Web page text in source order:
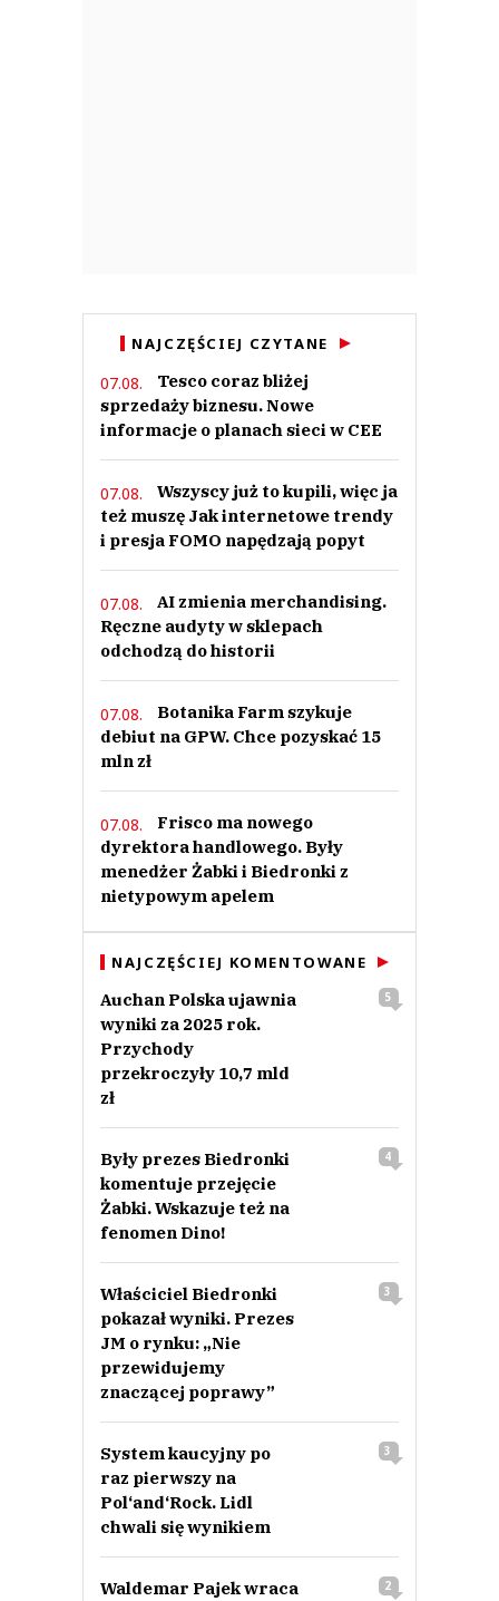
NAJCZĘŚCIEJ CZYTANE
07.08.
Tesco coraz bliżej
sprzedaży biznesu. Nowe
informacje o planach sieci w CEE
07.08.
Wszyscy już to kupili, więc ja
też muszę Jak internetowe trendy
i presja FOMO napędzają popyt
07.08.
AI zmienia merchandising.
Ręczne audyty w sklepach
odchodzą do historii
07.08.
Botanika Farm szykuje
debiut na GPW. Chce pozyskać 15
mln zł
07.08.
Frisco ma nowego
dyrektora handlowego. Były
menedżer Żabki i Biedronki z
nietypowym apelem
NAJCZĘŚCIEJ KOMENTOWANE
Auchan Polska ujawnia
wyniki za 2025 rok.
Przychody
przekroczyły 10,7 mld
zł
5
Były prezes Biedronki
komentuje przejęcie
Żabki. Wskazuje też na
fenomen Dino!
4
Właściciel Biedronki
pokazał wyniki. Prezes
JM o rynku: „Nie
przewidujemy
znaczącej poprawy”
3
System kaucyjny po
raz pierwszy na
Pol‘and‘Rock. Lidl
chwali się wynikiem
3
Waldemar Pajek wraca
2